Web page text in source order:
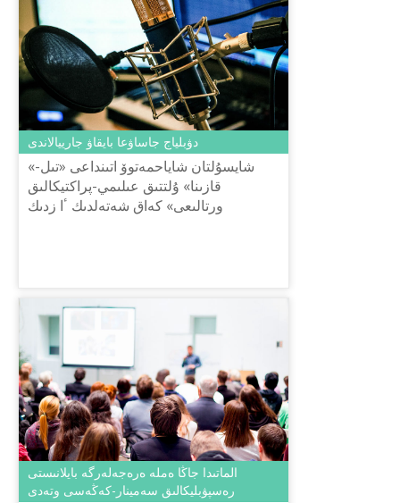
دۋبلياج جاساۋعا بايقاۋ جارييالاندى
«شايسۇلتان شاياحمەتوۆ اتىنداعى «تىل-
قازىنا» ۇلتتىق عىلىمي-پراكتيكالىق
ورتالىعى» كەاق شەتەلدىك ٴا زدىك
الماتىدا جاڭا ەملە ەرەجەلەرگە بايلانىستى
رەسپۋبليكالىق سەمينار-كەڭەسى وتەدى